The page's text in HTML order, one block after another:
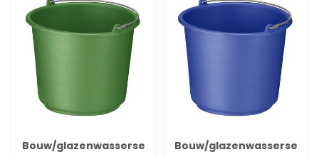
Bouw/glazenwassersemmerBouw/